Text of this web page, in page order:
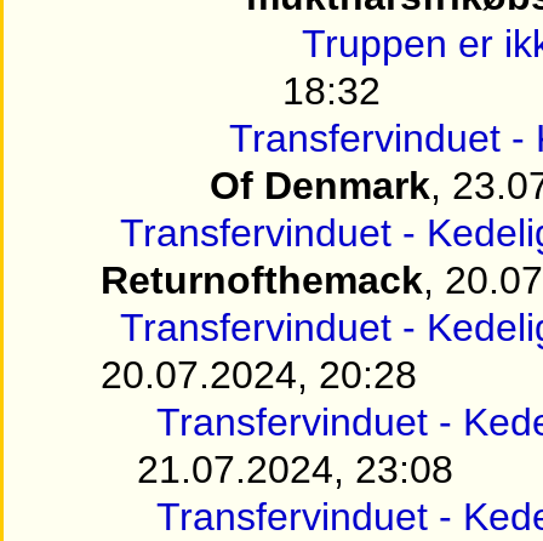
Truppen er
18:32
Transfervinduet -
Of Denmark,
Transfervinduet -
Returnofthemack,
Transfervinduet -
20.07.2024, 20:28
Transfervinduet -
21.07.2024, 23:08
Transfervinduet -